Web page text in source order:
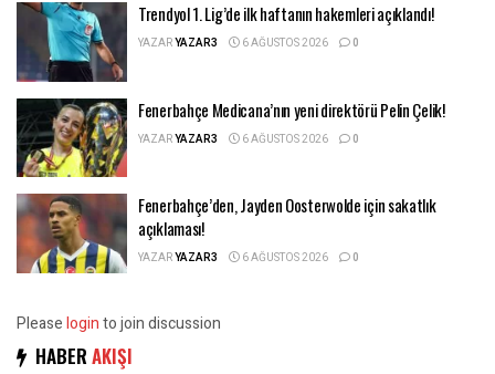
Trendyol 1. Lig’de ilk haftanın hakemleri açıklandı!
YAZARYAZAR3 6 AĞUSTOS 2026 0
Fenerbahçe Medicana’nın yeni direktörü Pelin Çelik!
YAZARYAZAR3 6 AĞUSTOS 2026 0
Fenerbahçe’den, Jayden Oosterwolde için sakatlık
açıklaması!
YAZARYAZAR3 6 AĞUSTOS 2026 0
Pleaseloginto join discussion
HABER AKIŞI